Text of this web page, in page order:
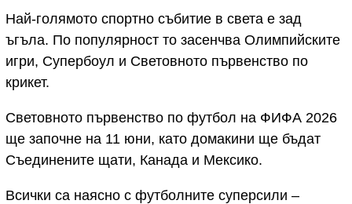
Най-голямото спортно събитие в света е зад
ъгъла. По популярност то засенчва Олимпийските
игри, Супербоул и Световното първенство по
крикет.
Световното първенство по футбол на ФИФА 2026
ще започне на 11 юни, като домакини ще бъдат
Съединените щати, Канада и Мексико.
Всички са наясно с футболните суперсили –